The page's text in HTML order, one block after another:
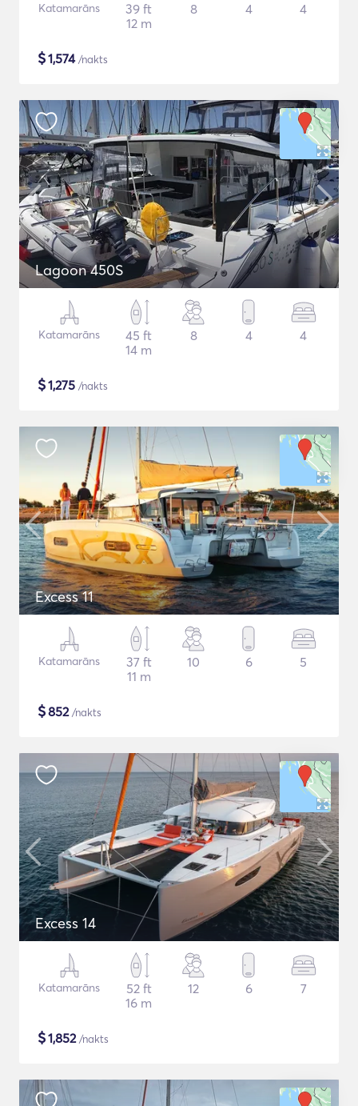
Katamarāns
39 ft
12 m
8 4 4
$1,574/nakts
Lagoon 450S
Katamarāns
45 ft
14 m
8 4 4
$1,275 /nakts
Excess 11
Katamarāns
37 ft
11 m
10 6 5
$852/nakts
Excess 14
Katamarāns
52 ft
16 m
12 6 7
$1,852/nakts